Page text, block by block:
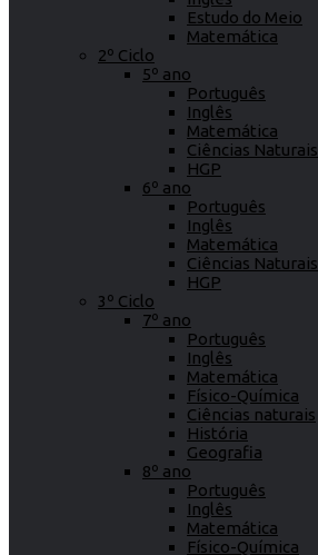
Estudo do Meio
Matemática
2º Ciclo
5º ano
Português
Inglês
Matemática
Ciências Naturais
HGP
6º ano
Português
Inglês
Matemática
Ciências Naturais
HGP
3º Ciclo
7º ano
Português
Inglês
Matemática
Físico-Química
Ciências naturais
História
Geografia
8º ano
Português
Inglês
Matemática
Físico-Química